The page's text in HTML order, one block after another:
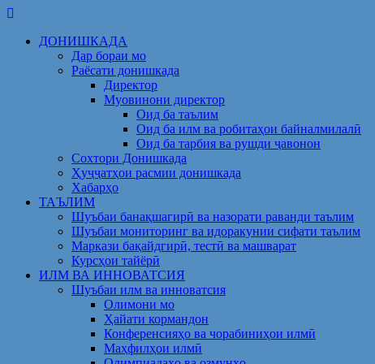
Skip
contentДОНИШКАДА
Дар бораи мо
Раёсати донишкада
Директор
Муовинони директор
Оид ба таълим
Оид ба илм ва робитаҳои байналмилалӣ
Оид ба тарбия ва рушди ҷавонон
Сохтори Донишкада
Ҳуҷҷатҳои расмии донишкада
Хабарҳо
ТАЪЛИМ
Шуъбаи банақшагирӣ ва назорати раванди таълим
Шуъбаи мониторинг ва идоракунии сифати таълим
Маркази бақайдгирӣ, тестӣ ва машварат
Курсҳои тайёрӣ
ИЛМ ВА ИННОВАТСИЯ
Шуъбаи илм ва инноватсия
Олимони мо
Ҳайати кормандон
Конференсияҳо ва чорабиниҳои илмӣ
Маҳфилҳои илмӣ